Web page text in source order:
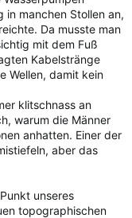
in manchen Stollen an,
Da musste man
mit dem Fuß
Kabelstränge
Wellen, damit kein
klitschnass an
warum die Männer
anhatten. Einer der
aber das
unseres
topographischen